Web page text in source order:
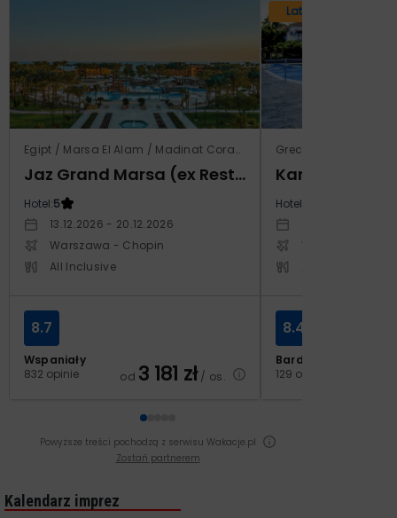
Egipt / Marsa El Alam / Madinat Coraya
Jaz Grand Marsa (ex Resta Grand Resort)
Hotel:5
13.12.2026 - 20.12.2026
Warszawa - Chopin
All Inclusive
Wspaniały
832 opinie
8.7
od 3 181 zł/ os.
Lato 2026
Grecja / Samos /
Kampos
Hotel:
Warszawa -
Bardzo dobry
129 opinii
8.4
Powyższe treści pochodzą z serwisu Wakacje.pl
Zostań partnerem
Kalendarz imprez